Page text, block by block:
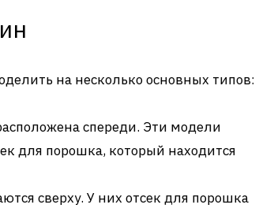
на несколько основных типов:
спереди. Эти модели
для порошка, который находится
сверху. У них отсек для порошка